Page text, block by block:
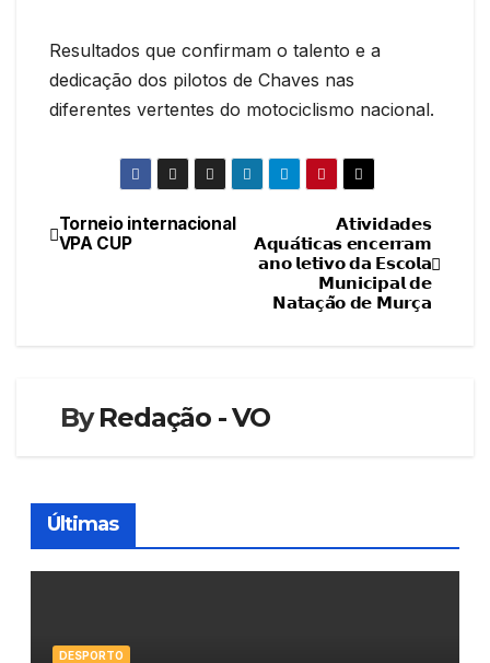
Resultados que confirmam o talento e a
dedicação dos pilotos de Chaves nas
diferentes vertentes do motociclismo nacional.
Navegação
𝗔𝘁𝗶𝘃𝗶𝗱𝗮𝗱𝗲𝘀
𝗔𝗾𝘂𝗮́𝘁𝗶𝗰𝗮𝘀 𝗲𝗻𝗰𝗲𝗿𝗿𝗮𝗺
𝗮𝗻𝗼 𝗹𝗲𝘁𝗶𝘃𝗼 𝗱𝗮 𝗘𝘀𝗰𝗼𝗹𝗮
𝗠𝘂𝗻𝗶𝗰𝗶𝗽𝗮𝗹 𝗱𝗲
𝗡𝗮𝘁𝗮𝗰̧𝗮̃𝗼 𝗱𝗲 𝗠𝘂𝗿𝗰̧𝗮
Torneio internacional
VPA CUP
ByRedação - VO
Últimas
DESPORTO